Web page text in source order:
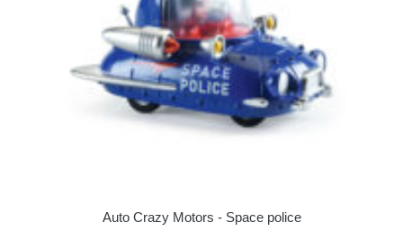
Auto Crazy Motors - Space police